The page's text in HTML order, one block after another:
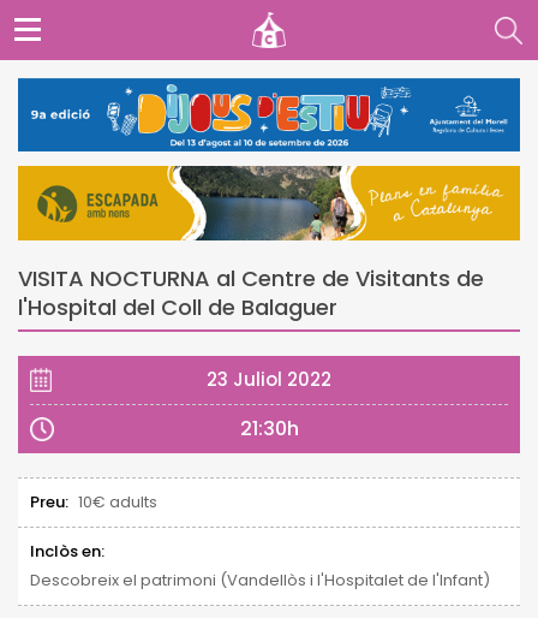
VISITA NOCTURNA al Centre de Visitants de
l'Hospital del Coll de Balaguer
23 Juliol 2022
21:30h
Preu: 10€ adults
Inclòs en:
Descobreix el patrimoni (Vandellòs i l'Hospitalet de l'Infant)